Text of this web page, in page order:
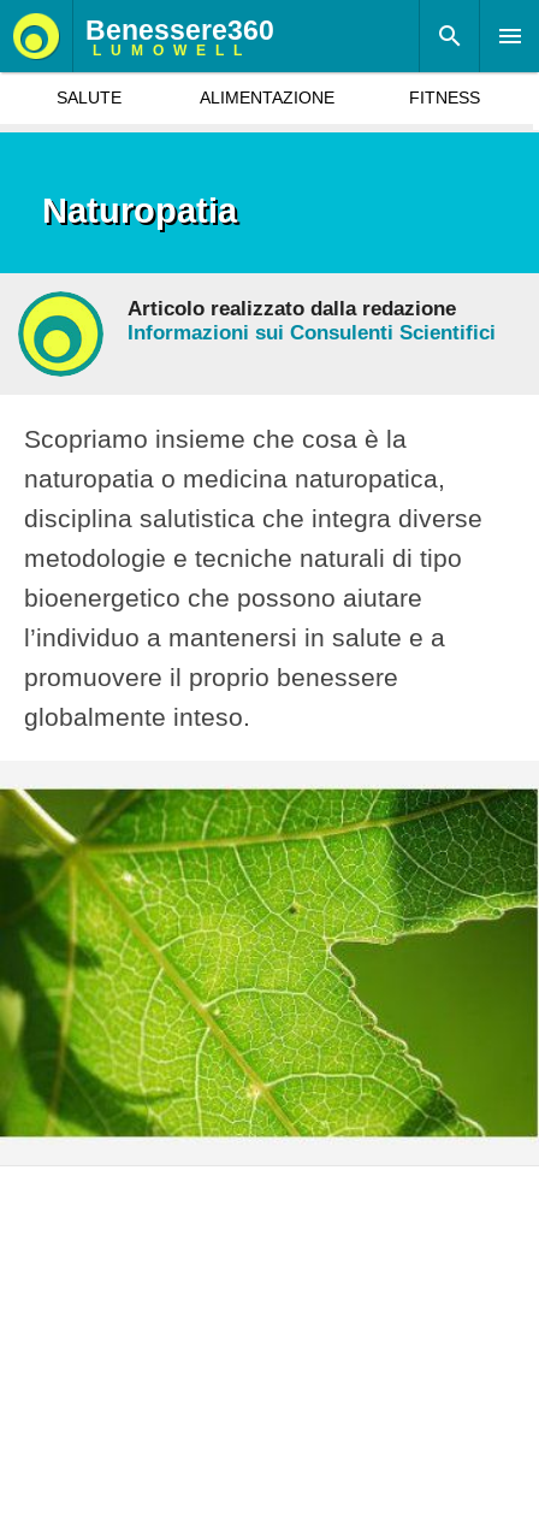
Naturopatia
Articolo realizzato dalla redazione
Informazioni sui Consulenti Scientifici
Scopriamo insieme che cosa è la
naturopatia o medicina naturopatica,
disciplina salutistica che integra diverse
metodologie e tecniche naturali di tipo
bioenergetico che possono aiutare
l’individuo a mantenersi in salute e a
promuovere il proprio benessere
globalmente inteso.
Benessere360
LUMOWELL
SALUTE ALIMENTAZIONE FITNESS